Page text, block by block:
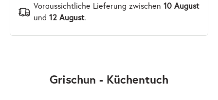
Voraussichtliche Lieferung zwischen 10 August
und 12 August.
Grischun - Küchentuch